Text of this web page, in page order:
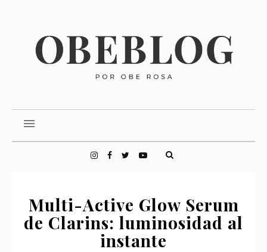
Multi-Active Glow Serum
de Clarins: luminosidad al
instante